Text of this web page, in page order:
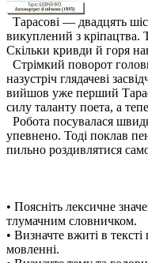
Тарасові — двадцять
викуплений з кріпацтва.
Скільки кривди й горя
Стрімкий поворот
назустріч глядачеві
вийшов уже перший
силу таланту поета, а
Робота посувалася
упевнено. Тоді поклав
пильно роздивлятися
За Д.
• Поясніть лексичне
тлумачним словничком.
• Визначте вжиті в
мовленні.